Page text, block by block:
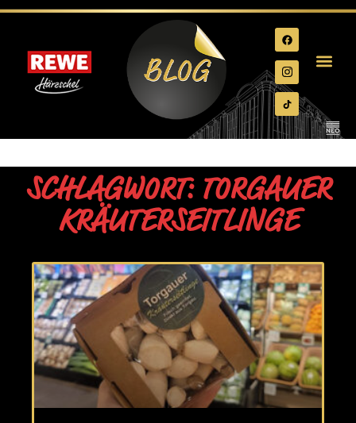
SCHLAGWORT: TORGAUER
KRÄUTERSEITLINGE